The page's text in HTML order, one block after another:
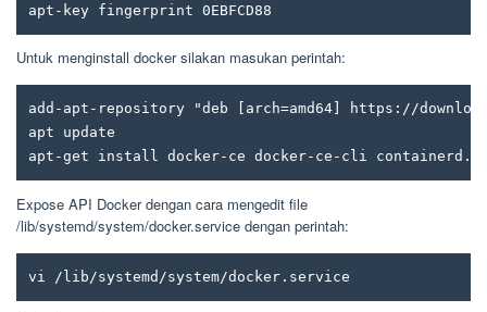
apt-key fingerprint 0EBFCD88
Untuk menginstall docker silakan masukan perintah:
add-apt-repository "deb [arch=amd64] https://
apt update
apt-get install docker-ce docker-ce-cli
Expose API Docker dengan cara mengedit file
/lib/systemd/system/docker.service dengan perintah:
vi /lib/systemd/system/docker.service